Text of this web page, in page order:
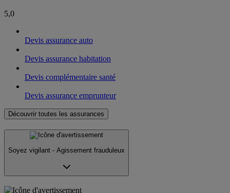
5,0
Devis assurance auto
Devis assurance habitation
Devis complémentaire santé
Devis assurance emprunteur
Découvrir toutes les assurances
Soyez vigilant - Agissement frauduleux